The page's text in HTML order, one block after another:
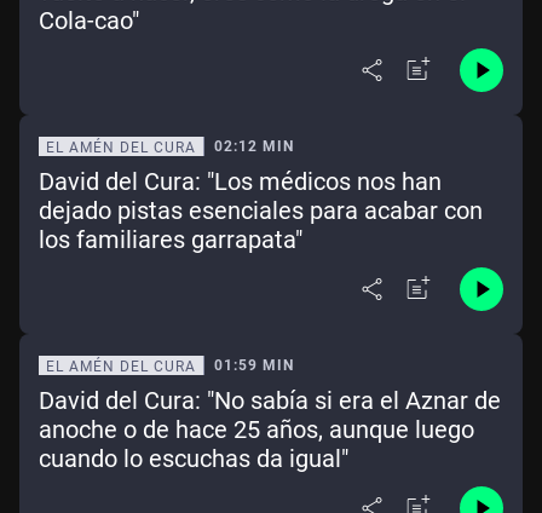
Cola-cao"
EL AMÉN DEL CURA 02:12 MIN
David del Cura: "Los médicos nos han
dejado pistas esenciales para acabar con
los familiares garrapata"
EL AMÉN DEL CURA 01:59 MIN
David del Cura: "No sabía si era el Aznar de
anoche o de hace 25 años, aunque luego
cuando lo escuchas da igual"